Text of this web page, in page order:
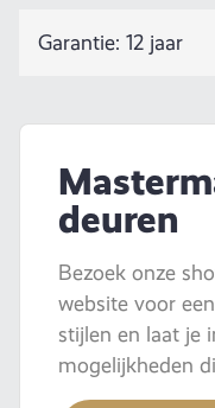
Garantie: 12 jaar
deuren
Bezoek onze
website voor
stijlen en laat je
mogelijkheden